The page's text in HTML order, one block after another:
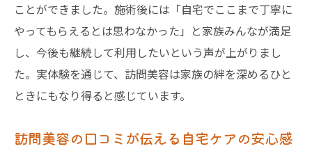
ことができました。施術後には「自宅でここまで丁寧に
やってもらえるとは思わなかった」と家族みんなが満足
し、今後も継続して利用したいという声が上がりまし
た。実体験を通じて、訪問美容は家族の絆を深めるひと
ときにもなり得ると感じています。
訪問美容の口コミが伝える自宅ケアの安心感